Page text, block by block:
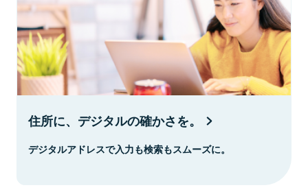
住所に、デジタルの確かさを。
デジタルアドレスで入力も検索もスムーズに。